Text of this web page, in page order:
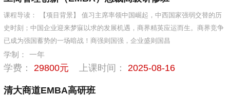
课程导读：
【项目背景】 值习主席率领中国崛起，中西国家强弱交替的历
史时刻；中国企业迎来梦寐以求的发展机遇，商界精英应运而生。商界竞争
已成为强国蓄势的一场暗战！商强则国强，企业盛则国昌
学制： 一年
学费： 29800元 上课时间： 2025-08-16
清大商道EMBA高研班